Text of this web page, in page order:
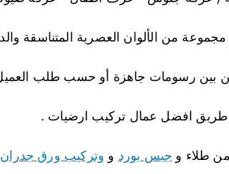
جبس بورد و وتركيب ورق جدران